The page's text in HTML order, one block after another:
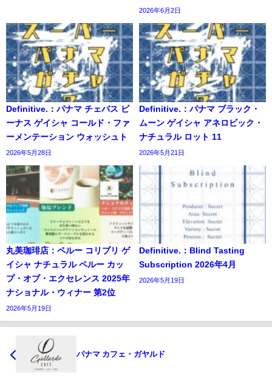
2026年6月2日
Definitive.：パナマ チェバス ビ
ーナス ゲイシャ コールド・ファ
ーメンテーション ウォッシュト
2026年5月28日
Definitive.：パナマ ブラック・
ムーン ゲイシャ アネロビック・
ナチュラル ロット 11
2026年5月21日
丸美珈琲店：ペルー コリブリ ゲ
イシャ ナチュラル ペルー カッ
プ・オブ・エクセレンス 2025年
ナショナル・ウィナー 第2位
2026年5月19日
Definitive.：Blind Tasting
Subscription 2026年4月
2026年5月19日
パナマ カフェ・ガヤルド